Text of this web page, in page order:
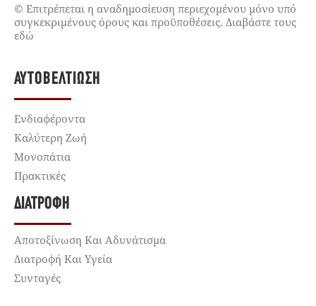
© Επιτρέπεται η αναδημοσίευση περιεχομένου μόνο υπό
συγκεκριμένους όρους και προϋποθέσεις. Διαβάστε τους
εδώ
ΑΥΤΟΒΕΛΤΊΩΣΗ
Ενδιαφέροντα
Καλύτερη Ζωή
Μονοπάτια
Πρακτικές
ΔΙΑΤΡΟΦΉ
Αποτοξίνωση Και Αδυνάτισμα
Διατροφή Και Υγεία
Συνταγές